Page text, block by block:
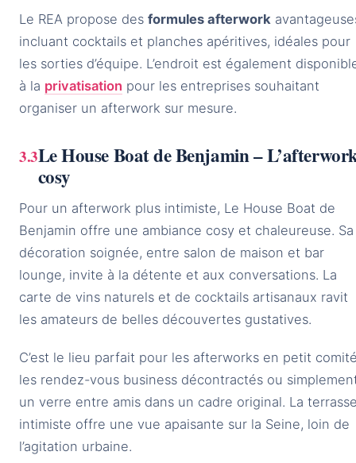
Le REA propose des formules afterwork
incluant cocktails et planches apéritives, idéales pour
les sorties d’équipe. L’endroit est également
à la privatisation pour les entreprises souhaitant
organiser un afterwork sur mesure.
Le House Boat de Benjamin –
cosy
Pour un afterwork plus intimiste, Le House Boat de
Benjamin offre une ambiance cosy et chaleureuse. Sa
décoration soignée, entre salon de maison et bar
lounge, invite à la détente et aux conversations. La
carte de vins naturels et de cocktails artisanaux ravit
les amateurs de belles découvertes gustatives.
C’est le lieu parfait pour les afterworks en petit
les rendez-vous business décontractés ou
un verre entre amis dans un cadre original. La
intimiste offre une vue apaisante sur la Seine, loin de
l’agitation urbaine.